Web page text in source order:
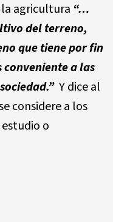
la agricultura “…
del terreno,
que tiene por fin
a las
Y dice al
considere a los
o